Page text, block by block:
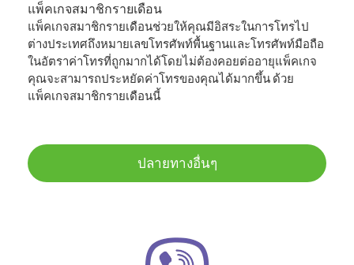
แพ็คเกจสมาชิกรายเดือน
แพ็คเกจสมาชิกรายเดือนช่วยให้คุณมีอิสระในการโทรไป
ต่างประเทศถึงหมายเลขโทรศัพท์พื้นฐานและโทรศัพท์มือถือ
ในอัตราค่าโทรที่ถูกมากได้โดยไม่ต้องคอยต่ออายุแพ็คเกจ
คุณจะสามารถประหยัดค่าโทรของคุณได้มากขึ้น ด้วย
แพ็คเกจสมาชิกรายเดือนนี้
ปลายทางอื่นๆ